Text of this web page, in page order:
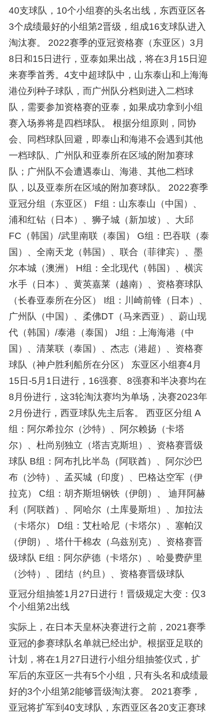
40支球队，10个小组赛的头名出线，东西亚区各
3个成绩最好的小组第2晋级，组成16支球队进入
淘汰赛。 2022赛季的亚冠资格赛（东亚区）3月
8日和15日进行，亚泰如果出战，将在3月15日迎
来赛季首秀。4支中超球队中，山东泰山和上海海
港位列种子球队，而广州队分档则进入二档球
队，需要参加资格赛的亚泰，如果成功拿到小组
赛入场券将是四档球队。 根据分组原则，同协
会、同档球队回避，即泰山和海港不会遇到其他
一档球队、广州队和亚泰所在区域的附加赛球
队；广州队不会遭遇泰山、海港、其他二档球
队，以及亚泰所在区域的附加赛球队。 2022赛季
亚冠分组（东亚区） F组：山东泰山（中国）、
浦和红钻（日本）、狮子城（新加坡）、大邱
FC（韩国）/武里南联（泰国） G组：巴吞联（泰
国）、全南天龙（韩国）、联合（菲律宾）、墨
尔本城（澳洲） H组：全北现代（韩国）、横滨
水手（日本）、黄英嘉莱（越南）、资格赛球队
（长春亚泰所在分区） I组：川崎前锋（日本）、
广州队（中国）、柔佛DT（马来西亚）、蔚山现
代（韩国）/泰港（泰国） J组：上海海港（中
国）、清莱联（泰国）、杰志（港超）、资格赛
球队（神户胜利船所在分区） 东亚区小组赛4月
15日-5月1日进行，16强赛、8强赛和半决赛均在
8月份进行，这3轮淘汰赛均为单场，决赛2023年
2月份进行，西亚球队先主后客。 西亚区分组 A
组：阿尔希拉尔（沙特）、阿尔赖扬（卡塔
尔）、杜尚别独立（塔吉克斯坦）、资格赛晋级
球队 B组：阿布扎比半岛（阿联酋）、阿尔沙巴
布（沙特）、孟买城（印度）、巴格达空军（伊
拉克） C组：胡齐斯坦钢铁（伊朗）、 迪拜阿赫
利（阿联酋）、阿哈尔（土库曼斯坦）、加拉法
（卡塔尔） D组：艾杜哈尼（卡塔尔）、塞帕汉
（伊朗）、塔什干棉农（乌兹别克）、资格赛晋
级球队 E组：阿尔萨德（卡塔尔）、哈曼费萨里
（沙特）、团结（约旦）、资格赛晋级球队
亚冠分组抽签1月27日进行！晋级规定大变：仅3
个小组第2出线
实际上，在日本天皇杯决赛进行之前，2021赛季
亚冠的参赛球队名单就已经出炉。根据亚足联的
计划，将在1月27日进行小组分组抽签仪式，扩
军后的东亚区一共有5个小组，只有头名和成绩最
好的3个小组第2能够晋级淘汰赛。 2021赛季，
亚冠将扩军到40支球队，东西亚区各20支正赛球